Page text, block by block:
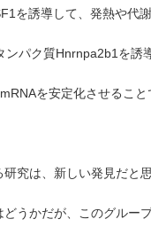
を誘導して、発熱や代
ンパク質Hnrnpa2b1を誘
を安定化させるこ
究は、新しい発見だと
うかだが、このグルー